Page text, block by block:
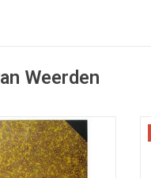
Weerden
Havelaar 'debut' of
nephew!